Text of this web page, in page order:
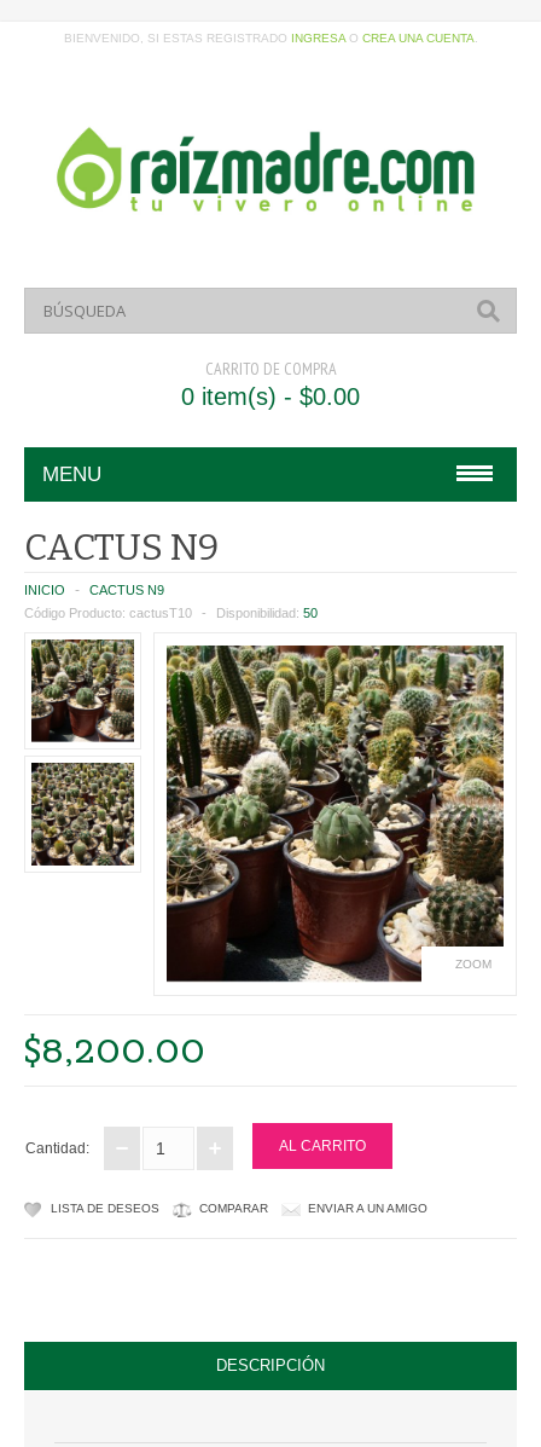
BIENVENIDO, SI ESTAS REGISTRADO INGRESAO CREA UNA CUENTA
CARRITO DE COMPRA
0 item(s) - $0.00
MENU
CATEGORIES
PLANTAS
HUERTA Y AROMÁTICAS
SUCULENTAS Y CACTUS
PLANTINES FLORALES
INTERIOR
TERRACOTA
PLASTICAS
CONTROL DE PLAGAS
CACTUS N9
INICIO
CACTUS N9
Código Producto: cactusT10 Disponibilidad: 50
ZOOM
$8,200.00
Cantidad:
LISTA DE DESEOS COMPARAR ENVIAR A UN AMIGO
DESCRIPCIÓN